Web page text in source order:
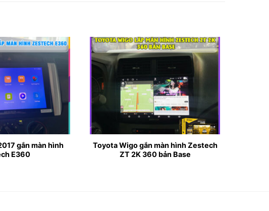
cấp xe sang châu Âu.
gắn màn hình
E360
Toyota Wigo gắn màn hình Zestech
ZT 2K 360 bản Base